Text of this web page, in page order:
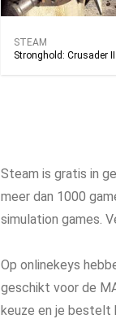
STEAM
Stronghold: Crusader II
Steam is gratis in
meer dan 1000
simulation games.
Op onlinekeys
geschikt voor de
keuze en je bestelt